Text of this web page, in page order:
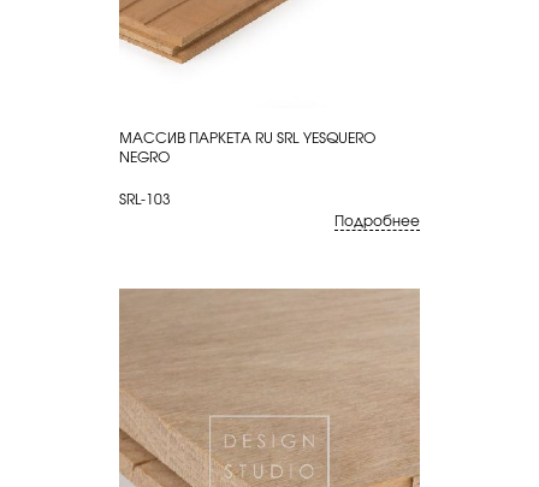
КУПИТЬ
МАССИВ ПАРКЕТА RU SRL YESQUERO
NEGRO
SRL-103
Подробнее